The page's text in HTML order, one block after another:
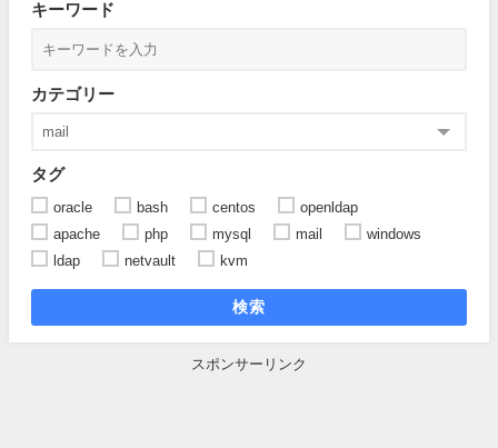
キーワード
カテゴリー
タグ
oracle bash centos
openldap
apache
php mysql mail
windows
ldap
netvault kvm
検索
スポンサーリンク